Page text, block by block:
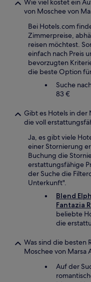
Wie viel kostet ein
von Moschee von
Bei Hotels.com
Zimmerpreise,
reisen möchtest.
einfach nach Preis
bevorzugten
die beste Option
Suche
83 €
Gibt es Hotels in der
die voll
Ja, es gibt viele
einer Stornierung
Buchung die
erstattungsfähige
der Suche die
Unterkunft".
Blend
Fantazia
beliebte
die
Was sind die besten
Moschee von Marsa
Auf der